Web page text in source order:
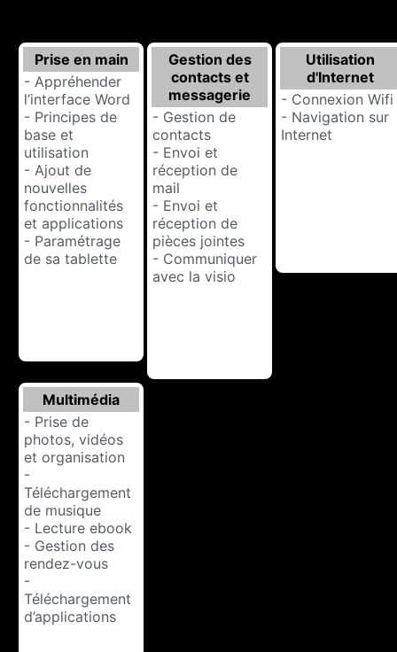
Prise en main
- Appréhender
l’interface Word
- Principes de
base et
utilisation
- Ajout de
nouvelles
fonctionnalités
et applications
- Paramétrage
de sa tablette
Gestion des
contacts et
messagerie
- Gestion de
contacts
- Envoi et
réception de
mail
- Envoi et
réception de
pièces jointes
- Communiquer
avec la visio
Utilisation
d'Internet
- Connexion Wifi
- Navigation sur
Internet
Multimédia
- Prise de
photos, vidéos
et organisation
-
Téléchargement
de musique
- Lecture ebook
- Gestion des
rendez-vous
-
Téléchargement
d’applications